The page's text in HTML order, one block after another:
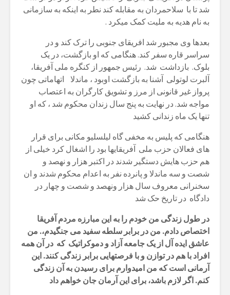
شد تا با سلاحمردان به مقابله کند نطر به اینکه به سازمانی
به نام هدیه به ملیت کمک میکرد .
بعدها وی مجبور شد افریقای جنوبی را ترک کند و در
سراسر قاره سفر کند. هنگامی که او بازگشت، در یک
بلوک. بازداشت شد. رئيس جمهور از کنگره ملی آفریقا،
آلبرت لوتولی آشنا به بازگشت اوبود ، ماندلا اتهاماتی چون
پرواز غیر قانونی از مرز و تشویق کارگران به اعتصاب
مواجه شد. در نهایت به پنج سال زندان محکوم شد ، که او
تنها یک ماه زندانی کشید
هنگامی که پلیس به مخفی گاه لیلسلیو مکانی برای قرار
های فعالان حزب ملی آفریقایها بود را اشغال کرد خیلی از
هم حزب هایش دستگیر شدند در اکتبر هزار و نهصد و
شصت و سه ماندلا و پانرده نفر به اعدام محکوم شدند و ان
سخنرانی معروف سال هزار ونهصد و شصت و چهار در
دادگاه در تاریخ حک شد
در طول زندگی من خودم را به این مبارزه مردم آفریقا
اختصاص دادم. من در برابر سلطه سفید می جنگیدم،. من
عاشق ایده آل از یک جامعه آزاد و دموکراتیک که در آن همه
افراد با هم در توازن و با فرصتهایی برابر زندگی کنند. این
آرمانی است که من امیدوارم برای رسیدن به آن زندگی
کنم. اگر لازم باشد، برای این آرمان جان خواهم داد